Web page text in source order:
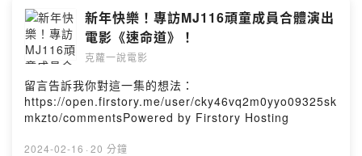
新年快樂！專訪MJ116頑童成員合體演出
電影《速命道》！
克蘿一說電影
留言告訴我你對這一集的想法：
https://open.firstory.me/user/cky46vq2m0yyo09325sk
mkzto/commentsPowered by Firstory Hosting
2024-02-16 · 20 分鐘